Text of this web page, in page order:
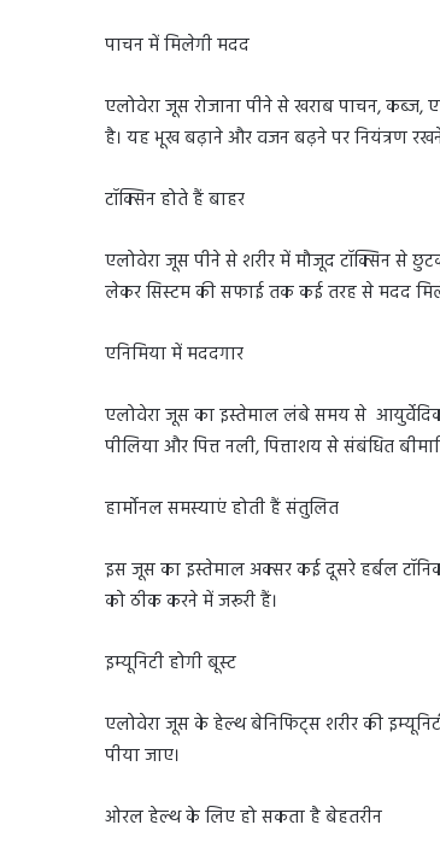
पाचन में मिलेगी मदद
एलोवेरा जूस रोजाना पीने से खराब पाचन,
है। यह भूख बढ़ाने और वजन बढ़ने पर नियंत्रण
टॉक्सिन होते हैं बाहर
एलोवेरा जूस पीने से शरीर में मौजूद टॉक्सिन से
लेकर सिस्टम की सफाई तक कई तरह से मदद
एनिमिया में मददगार
एलोवेरा जूस का इस्तेमाल लंबे समय से आयुर्वेदिक
पीलिया और पित्त नली, पित्ताशय से संबंधित
हार्मोनल समस्याएं होती हैं संतुलित
इस जूस का इस्तेमाल अक्सर कई दूसरे हर्बल टॉनिक
को ठीक करने में जरूरी हैं।
इम्यूनिटी होगी बूस्ट
एलोवेरा जूस के हेल्थ बेनिफिट्स शरीर की
पीया जाए।
ओरल हेल्थ के लिए हो सकता है बेहतरीन